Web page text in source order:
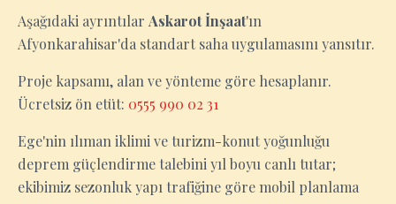
Aşağıdaki ayrıntılar Askarot İnşaat'ın
Afyonkarahisar'da standart saha uygulamasını yansıtır.
Proje kapsamı, alan ve yönteme göre hesaplanır.
Ücretsiz ön etüt: 0555 990 02 31
Ege'nin ılıman iklimi ve turizm-konut yoğunluğu
deprem güçlendirme talebini yıl boyu canlı tutar;
ekibimiz sezonluk yapı trafiğine göre mobil planlama